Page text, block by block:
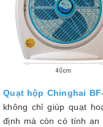
Quạt hộp Chinghai
không chỉ giúp quạt
định mà còn có tính an